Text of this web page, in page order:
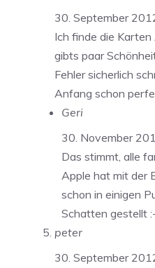
30. September
Ich finde die Karten
gibts paar
Fehler sicherlich
Anfang schon
Geri
30. November
Das stimmt, alle
Apple hat mit der
schon in einigen
Schatten gestellt
peter
30. September